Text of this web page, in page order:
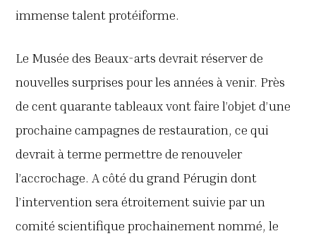
immense talent protéiforme.
Le Musée des Beaux-arts devrait réserver de
nouvelles surprises pour les années à venir. Près
de cent quarante tableaux vont faire l’objet d’une
prochaine campagnes de restauration, ce qui
devrait à terme permettre de renouveler
l’accrochage. A côté du grand Pérugin dont
l’intervention sera étroitement suivie par un
comité scientifique prochainement nommé, le